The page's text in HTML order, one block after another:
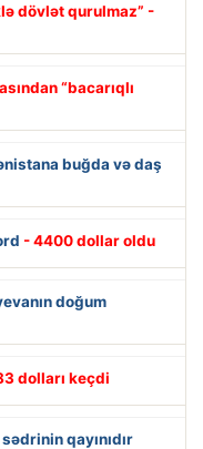
dövlət qurulmaz” -
“bacarıqlı
buğda və daş
- 4400 dollar oldu
doğum
dolları keçdi
qayınıdır